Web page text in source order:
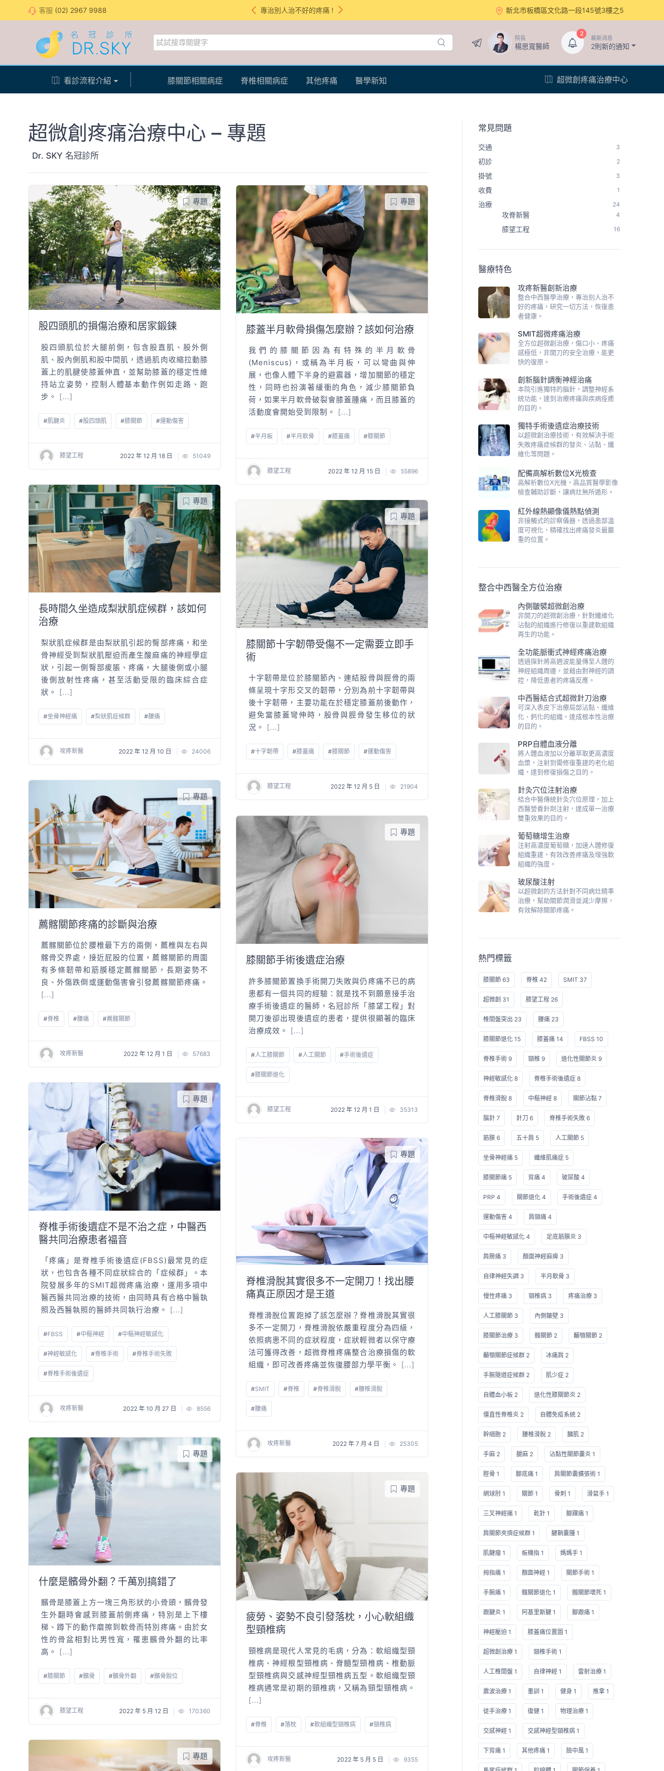
客服 (02) 2967 9988 專治別人治不好的疼痛 ! 新北市板橋區文化路一段145號3樓之5
院長
楊思寬醫師
2
最新消息
2則新的通知
看診流程介紹 膝關節相關病症 脊椎相關病症 其他疼痛 醫學新知 超微創疼痛治療中心
超微創疼痛治療中心 – 專題
Dr. SKY 名冠診所
專題
股四頭肌的損傷治療和居家鍛鍊
股四頭肌位於大腿前側，包含股直肌、股外側
肌、股內側肌和股中間肌，透過肌肉收縮拉動膝
蓋上的肌腱使膝蓋伸直，並幫助膝蓋的穩定性維
持站立姿勢，控制人體基本動作例如走路、跑
步。 [...]
#肌腱炎 #股四頭肌 #膝關節 #運動傷害
膝望工程 2022 年 12 月 18 日 51049
專題
膝蓋半月軟骨損傷怎麼辦？該如何治療
我們的膝關節因為有特殊的半月軟骨
(Meniscus)，或稱為半月板，可以彎曲與伸
展，也像人體下半身的避震器，增加關節的穩定
性，同時也扮演著緩衝的角色，減少膝關節負
荷，如果半月軟骨破裂會膝蓋腫痛，而且膝蓋的
活動度會開始受到限制。
[...]
#半月板 #半月軟骨 #膝蓋痛 #膝關節
膝望工程 2022 年 12 月 15 日 55896
專題
長時間久坐造成梨狀肌症候群，該如何
治療
梨狀肌症候群是由梨狀肌引起的臀部疼痛，和坐
骨神經受到梨狀肌壓迫而產生酸麻痛的神經學症
狀，引起一側臀部痠脹、疼痛，大腿後側或小腿
後側放射性疼痛，甚至活動受限的臨床綜合症
狀。 [...]
#坐骨神經痛 #梨狀肌症候群 #腰痛
攻疼新醫 2022 年 12 月 10 日 24006
專題
膝關節十字韌帶受傷不一定需要立即手
術
十字韌帶是位於膝關節內、連結股骨與脛骨的兩
條呈現十字形交叉的韌帶，分別為前十字韌帶與
後十字韌帶，主要功能在於穩定膝蓋前後動作，
避免當膝蓋彎伸時，股骨與脛骨發生移位的狀
況。
[...]
#十字韌帶 #膝蓋痛 #膝關節 #運動傷害
膝望工程 2022 年 12 月 5 日 21904
專題
薦髂關節疼痛的診斷與治療
薦髂關節位於腰椎最下方的兩側，薦椎與左右與
髂骨交界處，接近屁股的位置，薦髂關節的周圍
有多條韌帶和筋膜穩定薦髂關節，長期姿勢不
良、外傷跌倒或運動傷害會引發薦髂關節疼痛。
[...]
#脊椎 #腰痛 #薦髂關節
攻疼新醫 2022 年 12 月 1 日 57683
專題
膝關節手術後遺症治療
許多膝關節置換手術開刀失敗與仍疼痛不已的病
患都有一個共同的經驗：就是找不到願意接手治
療手術後遺症的醫師，名冠診所「膝望工程」對
開刀後卻出現後遺症的患者，提供很顯著的臨床
治療成效。 [...]
#人工膝關節 #人工關節 #手術後遺症
#膝關節退化
膝望工程 2022 年 12 月 1 日 35313
專題
脊椎手術後遺症不是不治之症，中醫西
醫共同治療患者福音
「疼痛」是脊椎手術後遺症(FBSS)最常見的症
狀，也包含各種不同症狀綜合的「症候群」。本
院發展多年的SMIT超微疼痛治療，運用多項中
醫西醫共同治療的技術，由同時具有合格中醫執
照及西醫執照的醫師共同執行治療。
[...]
#FBSS #中樞神經 #中樞神經敏感化
#神經敏感化 #脊椎手術 #脊椎手術失敗
#脊椎手術後遺症
攻疼新醫 2022 年 10 月 27 日 8556
專題
脊椎滑脫其實很多不一定開刀！找出腰
痛真正原因才是王道
脊椎滑脫位置跑掉了該怎麼辦？脊椎滑脫其實很
多不一定開刀，脊椎滑脫依嚴重程度分為四級，
依照病患不同的症狀程度，症狀輕微者以保守療
法可獲得改善，超微脊椎疼痛整合治療損傷的軟
組織，即可改善疼痛並恢復腰部力學平衡。
[...]
#SMIT #脊椎 #脊椎滑脫 #腰椎滑脫
#腰痛
攻疼新醫 2022 年 7 月 4 日 25305
專題
什麼是髕骨外翻？千萬別搞錯了
髕骨是膝蓋上方一塊三角形狀的小骨頭，髕骨發
生外翻時會感到膝蓋前側疼痛，特別是上下樓
梯、蹲下的動作磨擦到軟骨而特別疼痛。由於女
性的骨盆相對比男性寬，罹患髕骨外翻的比率
高。
[...]
#膝關節 #髕骨 #髕骨外翻 #髕骨脫位
膝望工程 2022 年 5 月 12 日 170360
專題
疲勞、姿勢不良引發落枕，小心軟組織
型頸椎病
頸椎病是現代人常見的毛病，分為：軟組織型頸
椎病、神經根型頸椎病、脊髓型頸椎病、椎動脈
型頸椎病與交感神經型頸椎病五型。軟組織型頸
椎病通常是初期的頸椎病，又稱為頸型頸椎病。
[...]
#脊椎 #落枕 #軟組織型頸椎病 #頸椎病
攻疼新醫 2022 年 5 月 5 日 9355
專題
常見問題
交通 3
初診 2
掛號 3
收費 1
治療 24
攻脊新醫 4
膝望工程 16
醫療特色
攻疼新醫創新治療
整合中西醫學治療，專治別人治不
好的疼痛，研究一切方法，恢復患
者健康。
SMIT超微疼痛治療
全方位超微創治療，傷口小、疼痛
感極低，非開刀的安全治療，能更
快的復原。
創新腦針調衡神經治痛
本院引進獨特的腦針，調整神經系
統功能，達到治療疼痛與疾病痊癒
的目的。
獨特手術後遺症治療技術
以超微創治療技術，有效解決手術
失敗疼痛症候群的發炎、沾黏、纖
維化等問題。
配備高解析數位X光檢查
高解析數位X光機，高品質醫學影像
檢查輔助診斷，讓病灶無所遁形。
紅外線熱顯像儀熱點偵測
非接觸式的診察儀器，透過患部溫
度可視化，精確找出疼痛發炎最嚴
重的位置。
整合中西醫全方位治療
內側皺襞超微創治療
非開刀的超微創治療，針對纖維化
沾黏的組織進行修復以重建軟組織
再生的功能。
全功能脈衝式神經疼痛治療
透過探針將高週波能量傳至人體的
神經組織周邊，並藉由對神經的調
控，降低患者的疼痛反應。
中西醫結合式超微針刀治療
可深入表皮下治療局部沾黏、纖維
化、鈣化的組織，達成根本性治療
的目的。
PRP自體血液分離
將人體血液加以分離萃取更高濃度
血漿，注射到需修復重建的老化組
織，達到修復損傷之目的。
針灸穴位注射治療
結合中醫傳統針灸穴位原理，加上
西醫營養針劑注射，達成單一治療
雙重效果的目的。
葡萄糖增生治療
注射高濃度葡萄糖，加速人體修復
組織重建，有效改善疼痛及增強軟
組織的強度。
玻尿酸注射
以超微創的方法針對不同病灶精準
治療，幫助關節潤滑並減少摩擦，
有效解除關節疼痛。
熱門標籤
膝關節 63 脊椎 42 SMIT 37
超微創 31 膝望工程 26
椎間盤突出 23 腰痛 23
膝關節退化 15 膝蓋痛 14 FBSS 10
脊椎手術 9 頸椎 9 退化性關節炎 9
神經敏感化 8 脊椎手術後遺症 8
脊椎滑脫 8 中樞神經 8 關節沾黏 7
腦針 7 針刀 6 脊椎手術失敗 6
筋膜 6 五十肩 5 人工關節 5
坐骨神經痛 5 纖維肌痛症 5
膝關節痛 5 背痛 4 玻尿酸 4
PRP 4 關節退化 4 手術後遺症 4
運動傷害 4 肩頸痛 4
中樞神經敏感化 4 足底筋膜炎 3
肩膀痛 3 顏面神經麻痺 3
自律神經失調 3 半月軟骨 3
慢性疼痛 3 頸椎病 3 疼痛治療 3
人工膝關節 3 內側皺壁 3
膝關節治療 3 髖關節 2 顳顎關節 2
顳顎關節症候群 2 冰痛肩 2
手腕隧道症候群 2 肌少症 2
自體血小板 2 退化性膝關節炎 2
僵直性脊椎炎 2 自體免疫系統 2
幹細胞 2 腰椎滑脫 2 膕肌 2
手麻 2 腿麻 2 沾黏性關節囊炎 1
脛骨 1 腳底痛 1 肩關節囊擴張術 1
網球肘 1 關節 1 骨刺 1 滑鼠手 1
三叉神經痛 1 乾針 1 腳踝痛 1
肩關節夾擠症候群 1 腱鞘囊腫 1
肌腱瘤 1 板機指 1 媽媽手 1
拇指痛 1 顏面神經 1 關節手術 1
手腕痛 1 髖關節退化 1 髖關節壞死 1
跟腱炎 1 阿基里斯腱 1 腳跟痛 1
神經壓迫 1 膝蓋痛位置圖 1
超微創治療 1 頸椎手術 1
人工椎間盤 1 自律神經 1 雷射治療 1
震波治療 1 重訓 1 健身 1 推拿 1
徒手治療 1 復健 1 物理治療 1
交感神經 1 交感神經型頸椎病 1
下背痛 1 其他疼痛 1 臉中風 1